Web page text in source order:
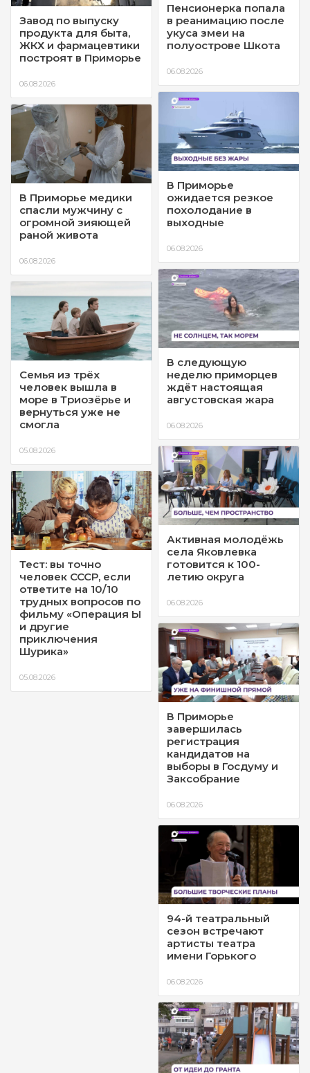
Завод по выпуску
продукта для быта,
ЖКХ и фармацевтики
построят в Приморье
06.08.2026
В Приморье медики
спасли мужчину с
огромной зияющей
раной живота
06.08.2026
Семья из трёх
человек вышла в
море в Триозёрье и
вернуться уже не
смогла
05.08.2026
Тест: вы точно
человек СССР, если
ответите на 10/10
трудных вопросов по
фильму «Операция Ы
и другие
приключения
Шурика»
05.08.2026
Пенсионерка попала
в реанимацию после
укуса змеи на
полуострове Шкота
06.08.2026
В Приморье
ожидается резкое
похолодание в
выходные
06.08.2026
В следующую
неделю приморцев
ждёт настоящая
августовская жара
06.08.2026
Активная молодёжь
села Яковлевка
готовится к 100-
летию округа
06.08.2026
В Приморье
завершилась
регистрация
кандидатов на
выборы в Госдуму и
Заксобрание
06.08.2026
94-й театральный
сезон встречают
артисты театра
имени Горького
06.08.2026